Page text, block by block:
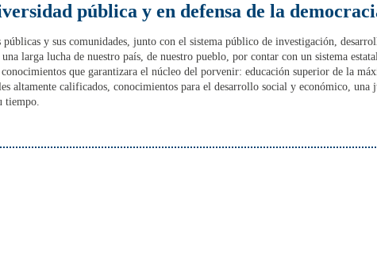
pública y en defensa de la
públicas y sus comunidades, junto con el sistema público de investigación,
larga lucha de nuestro país, de nuestro pueblo, por contar con un sistema
que garantizara el núcleo del porvenir: educación superior de la
altamente calificados, conocimientos para el desarrollo social y económico, una
tiempo.